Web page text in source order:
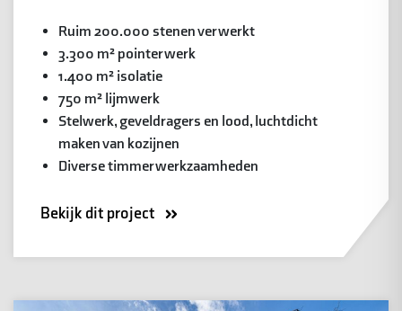
Ruim 200.000 stenen verwerkt
3.300 m² pointerwerk
1.400 m² isolatie
750 m² lijmwerk
Stelwerk, geveldragers en lood, luchtdicht
maken van kozijnen
Diverse timmerwerkzaamheden
Bekijk dit project